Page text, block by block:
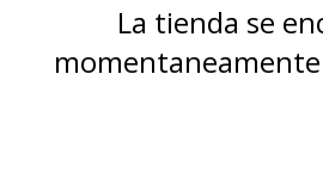
La tienda se